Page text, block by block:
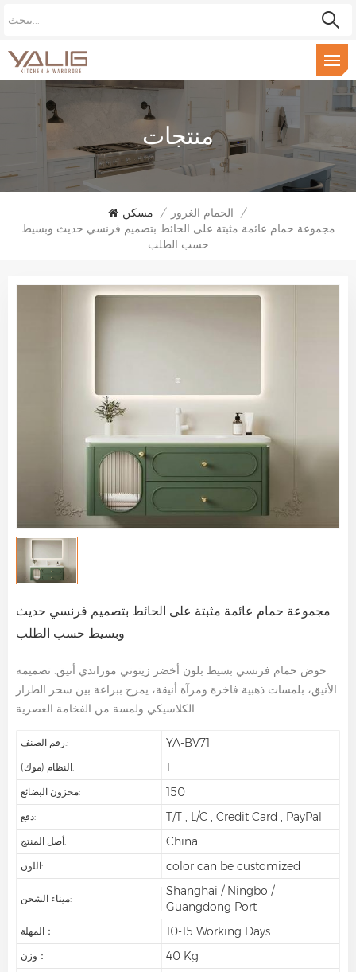
منتجات
مسكن / الحمام الغرور /
مجموعة حمام عائمة مثبتة على الحائط بتصميم فرنسي حديث وبسيط
حسب الطلب
مجموعة حمام عائمة مثبتة على الحائط بتصميم فرنسي حديث
وبسيط حسب الطلب
حوض حمام فرنسي بسيط بلون أخضر زيتوني موراندي أنيق. تصميمه
الأنيق، بلمسات ذهبية فاخرة ومرآة أنيقة، يمزج ببراعة بين سحر الطراز
رقم الصنف.: YA-BV71
النظام (موك): 1
مخزون البضائع: 150
دفع: T/T , L/C , Credit Card , PayPal
أصل المنتج: China
اللون: color can be customized
ميناء الشحن:
Shanghai / Ningbo /
Guangdong Port
المهلة： 10-15 Working Days
وزن： 40 Kg